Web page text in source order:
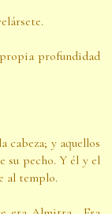
profundidad
cabeza; y aquellos
su pecho. Y él y el
al templo.